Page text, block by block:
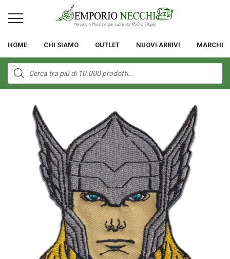
HOME CHI SIAMO OUTLET NUOVI ARRIVI MARCHI
Products
search